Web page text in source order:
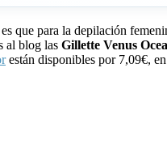
que para la depilación
al blog las Gillette Venus
están disponibles por 7,09€, en